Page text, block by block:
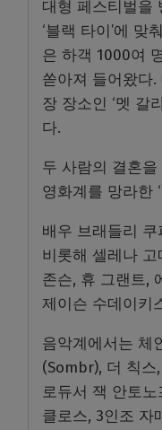
대형 페스티벌을
‘블랙 타이’에 맞
은 하객 1000여
쏟아져 들어왔다
장 장소인 ‘멧 갈
다.
두 사람의 결혼
영화계를 망라한
배우 브래들리
비롯해 셀레나
존슨, 휴 그랜트,
제이슨 수데이키
음악계에서는 체
(Sombr), 더 칙스
로듀서 잭 안토
클로스, 3인조 자